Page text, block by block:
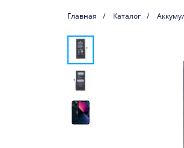
Главная Каталог